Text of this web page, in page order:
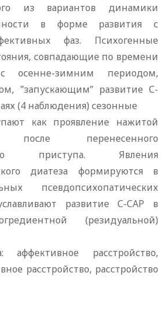
из вариантов динамики
в форме развития с
фаз. Психогенные
совпадающие по времени
с осенне-зимним периодом,
”запускающим” развитие С-
(4 наблюдения) сезонные
как проявление нажитой
после перенесенного
приступа. Явления
диатеза формируются в
псевдопсихопатических
развитие С-САР в
(резидуальной)
аффективное расстройство,
расстройство, расстройство